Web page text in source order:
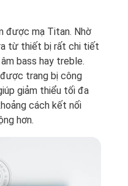
được mạ Titan. Nhờ
từ thiết bị rất chi tiết
bass hay treble.
được trang bị công
giảm thiểu tối đa
cách kết nối
hơn.